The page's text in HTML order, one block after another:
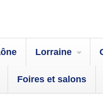
Lorraine
Foires et salons